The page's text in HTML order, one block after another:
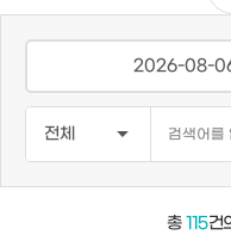
총115건